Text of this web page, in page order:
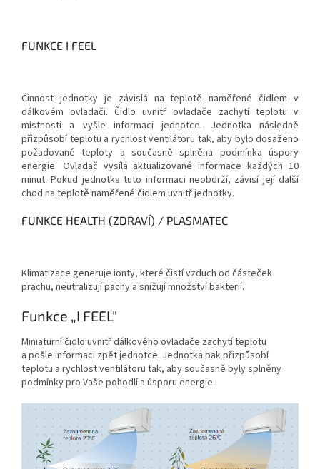
FUNKCE I FEEL
Činnost jednotky je závislá na teplotě naměřené čidlem v
dálkovém ovladači. Čidlo uvnitř ovladače zachytí teplotu v
místnosti a vyšle informaci jednotce. Jednotka následně
přizpůsobí teplotu a rychlost ventilátoru tak, aby bylo dosaženo
požadované teploty a současně splněna podmínka úspory
energie. Ovladač vysílá aktualizované informace každých 10
minut. Pokud jednotka tuto informaci neobdrží, závisí její další
chod na teplotě naměřené čidlem uvnitř jednotky.
FUNKCE HEALTH (ZDRAVÍ) / PLASMATEC
Klimatizace generuje ionty, které čistí vzduch od částeček
prachu, neutralizují pachy a snižují množství bakterií.
Funkce „I FEEL"
Miniaturní čidlo uvnitř dálkového ovladače zachytí teplotu
a pošle informaci zpět jednotce. Jednotka pak přizpůsobí
teplotu a rychlost ventilátoru tak, aby současně byly splněny
podmínky pro Vaše pohodlí a úsporu energie.